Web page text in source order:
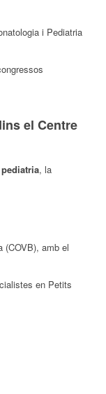
i Pediatria
el Centre
pediatria, la
(COVB), amb el
en Petits